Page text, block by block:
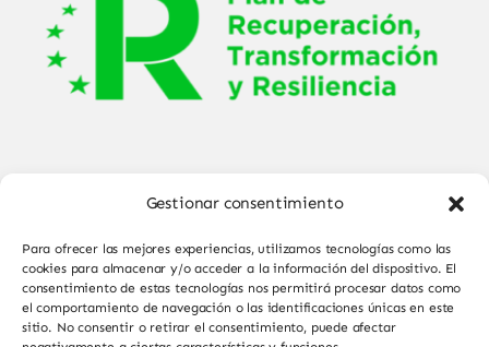
Gestionar consentimiento
Para ofrecer las mejores experiencias, utilizamos tecnologías como las
cookies para almacenar y/o acceder a la información del dispositivo. El
consentimiento de estas tecnologías nos permitirá procesar datos como
el comportamiento de navegación o las identificaciones únicas en este
sitio. No consentir o retirar el consentimiento, puede afectar
© Copyright 2025 - 2026•Sabor de Sayago